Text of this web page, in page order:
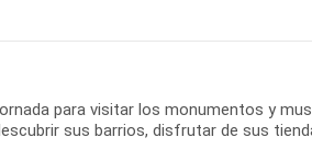
para visitar los monumentos y
sus barrios, disfrutar de sus